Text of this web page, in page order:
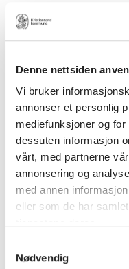
Denne nettsiden
Vi bruker
annonser et personlig
mediefunksjoner og
dessuten informasjon
vårt, med partnerne
annonsering og
med annen
eller som de har
Nødvendig
Presentasjonene
eierskapsutvalget
politikerne.
talerstolen under